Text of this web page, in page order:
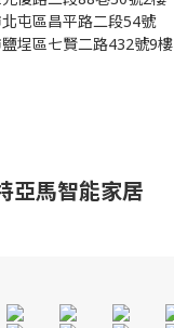
屯區昌平路二段54號
埕區七賢二路432號9樓
亞馬智能家居